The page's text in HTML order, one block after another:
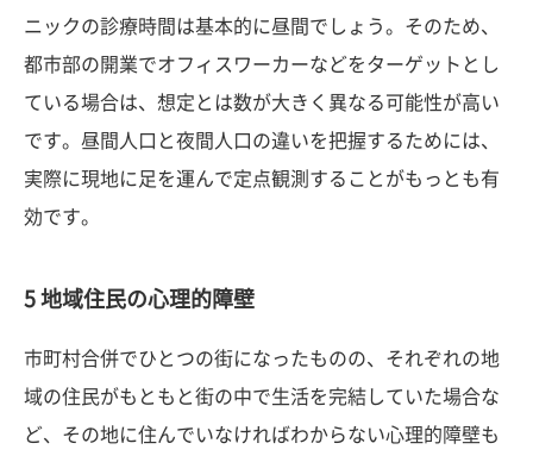
ニックの診療時間は基本的に昼間でしょう。そのため、
都市部の開業でオフィスワーカーなどをターゲットとし
ている場合は、想定とは数が大きく異なる可能性が高い
です。昼間人口と夜間人口の違いを把握するためには、
実際に現地に足を運んで定点観測することがもっとも有
効です。
5 地域住民の心理的障壁
市町村合併でひとつの街になったものの、それぞれの地
域の住民がもともと街の中で生活を完結していた場合な
ど、その地に住んでいなければわからない心理的障壁も